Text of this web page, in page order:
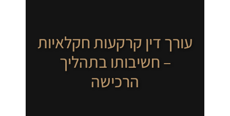
עורך דין קרקעות חקלאיות
– חשיבותו בתהליך
הרכישה